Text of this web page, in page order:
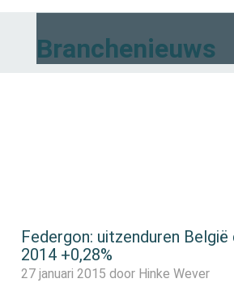
Branchenieuws
Federgon: uitzenduren
2014 +0,28%
27 januari 2015 door Hinke Wever